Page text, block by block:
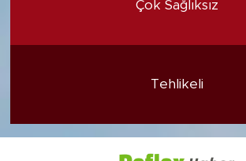
Çok Sağlıksız
Tehlikeli